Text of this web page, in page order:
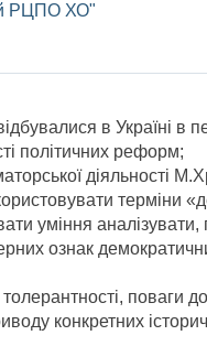
РЦПО ХО"
в Україні в
політичних реформ;
діяльності
терміни
уміння аналізувати,
ознак
поваги
конкретних